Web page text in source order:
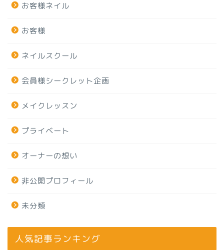
お客様ネイル
お客様
ネイルスクール
会員様シークレット企画
メイクレッスン
プライベート
オーナーの想い
非公開プロフィール
未分類
人気記事ランキング